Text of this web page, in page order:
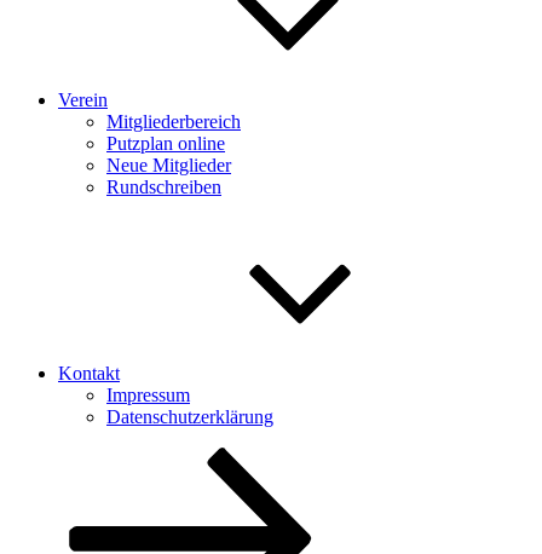
Verein
Mitgliederbereich
Putzplan online
Neue Mitglieder
Rundschreiben
Kontakt
Impressum
Datenschutzerklärung